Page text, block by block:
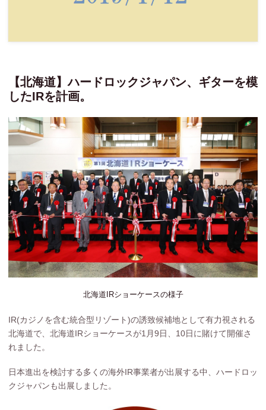
【北海道】ハードロックジャパン、ギターを模
したIRを計画。
北海道IRショーケースの様子
IR(カジノを含む統合型リゾート)の誘致候補地として有力視される
北海道で、北海道IRショーケースが1月9日、10日に賭けて開催さ
れました。
日本進出を検討する多くの海外IR事業者が出展する中、ハードロッ
クジャパンも出展しました。